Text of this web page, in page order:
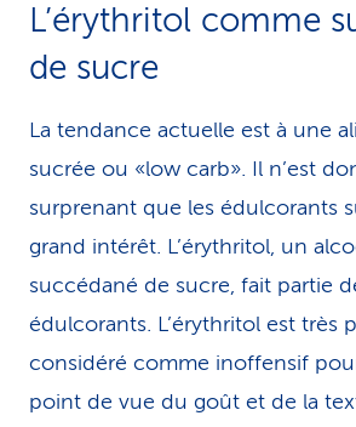
L’érythritol comme
de sucre
La tendance actuelle est à une
sucrée ou «low carb». Il n’est
surprenant que les édulcorants
grand intérêt. L’érythritol, un
succédané de sucre, fait partie
édulcorants. L’érythritol est très
considéré comme inoffensif
point de vue du goût et de la